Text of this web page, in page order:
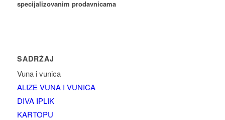
specijalizovanim prodavnicama
SADRŽAJ
Vuna i vunica
ALIZE VUNA I VUNICA
DIVA IPLIK
KARTOPU